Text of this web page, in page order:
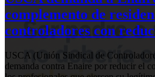
complemento de
controladores con
USCA (Unión Sindical de
demanda contra Enaire por reducir el